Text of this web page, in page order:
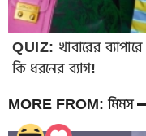
QUIZ: খাবারের
কি ধরনের ব্যাগ!
MORE FROM: মিমস